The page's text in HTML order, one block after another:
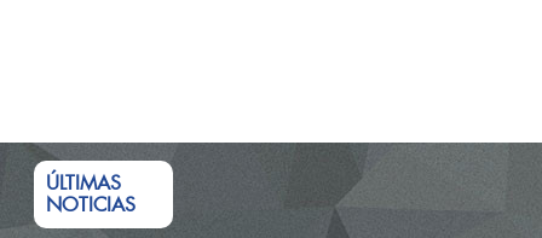
ÚLTIMAS
NOTICIAS